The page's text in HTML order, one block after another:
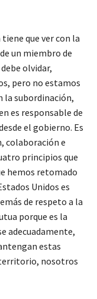
que ver con la
un miembro de
olvidar,
pero no estamos
la subordinación,
es responsable de
el gobierno. Es
colaboración e
principios que
hemos retomado
Unidos es
de respeto a la
porque es la
adecuadamente,
estas
nosotros